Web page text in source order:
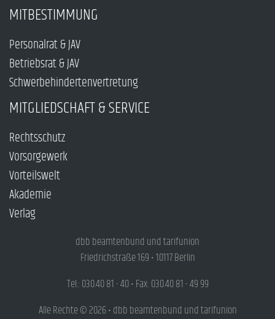
MITBESTIMMUNG
Personalrat & JAV
Betriebsrat & JAV
Schwerbehindertenvertretung
MITGLIEDSCHAFT & SERVICE
Rechtsschutz
Vorsorgewerk
Vorteilswelt
Akademie
Verlag
dbb beamtenbund und tarifunion
Friedrichstraße 169 • 10117 Berlin
Tel.: 030.40 81 - 40 • Fax: 030.40 81 - 49 99
Alle Rechte © 2026 • dbb beamtenbund und tarifunion